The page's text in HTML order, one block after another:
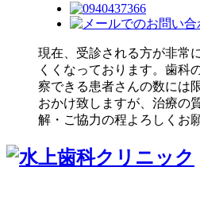
現在、受診される方が非常
くくなっております。歯科
察できる患者さんの数には
おかけ致しますが、治療の
解・ご協力の程よろしくお